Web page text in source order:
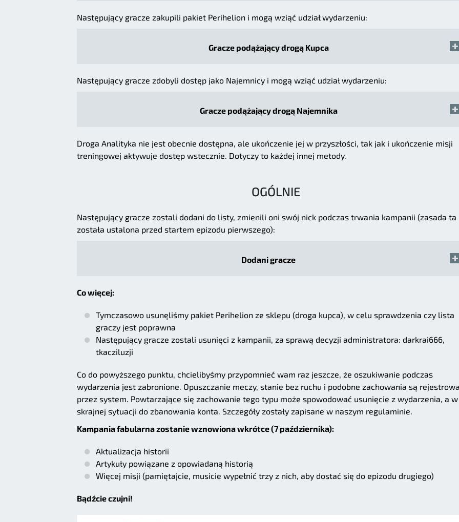
Następujący gracze zakupili pakiet Perihelion i mogą wziąć udział wydarzeniu:
Gracze podążający drogą Kupca
Następujący gracze zdobyli dostęp jako Najemnicy i mogą wziąć udział wydarzeniu:
Gracze podążający drogą Najemnika
Droga Analityka nie jest obecnie dostępna, ale ukończenie jej w przyszłości, tak jak i ukończenie misji
treningowej aktywuje dostęp wstecznie. Dotyczy to każdej innej metody.
OGÓLNIE
Następujący gracze zostali dodani do listy, zmienili oni swój nick podczas trwania kampanii (zasada ta
została ustalona przed startem epizodu pierwszego):
Dodani gracze
Co więcej:
Tymczasowo usunęliśmy pakiet Perihelion ze sklepu (droga kupca), w celu sprawdzenia czy lista
graczy jest poprawna
Następujący gracze zostali usunięci z kampanii, za sprawą decyzji administratora: darkrai666,
tkacziluzji
Co do powyższego punktu, chcielibyśmy przypomnieć wam raz jeszcze, że oszukiwanie podczas
wydarzenia jest zabronione. Opuszczanie meczy, stanie bez ruchu i podobne zachowania są
przez system. Powtarzające się zachowanie tego typu może spowodować usunięcie z wydarzenia, a w
skrajnej sytuacji do zbanowania konta. Szczegóły zostały zapisane w naszym regulaminie.
Kampania fabularna zostanie wznowiona wkrótce (7 października):
Aktualizacja historii
Artykuły powiązane z opowiadaną historią
Więcej misji (pamiętajcie, musicie wypełnić trzy z nich, aby dostać się do epizodu drugiego)
Bądźcie czujni!